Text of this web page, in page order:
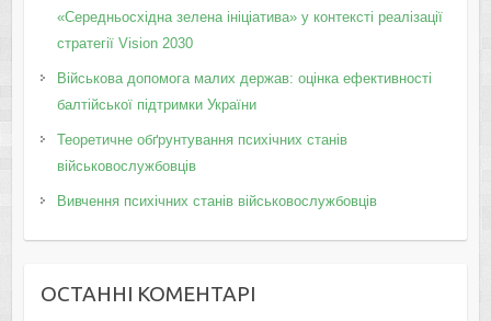
«Середньосхідна зелена ініціатива» у контексті реалізації
стратегії Vision 2030
Військова допомога малих держав: оцінка ефективності
балтійської підтримки України
Теоретичне обґрунтування психічних станів
військовослужбовців
Вивчення психічних станів військовослужбовців
ОСТАННІ КОМЕНТАРІ